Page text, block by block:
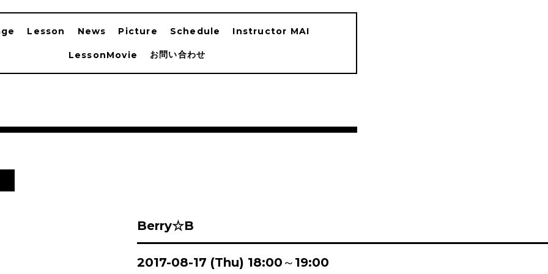
Lesson News Picture Schedule Instructor MAI
LessonMovie お問い合わせ
Berry☆B
2017-08-17 (Thu) 18:00～19:00